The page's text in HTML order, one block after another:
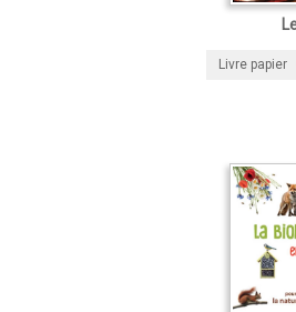
Livre papier